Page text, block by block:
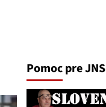
Pomoc pre JNS